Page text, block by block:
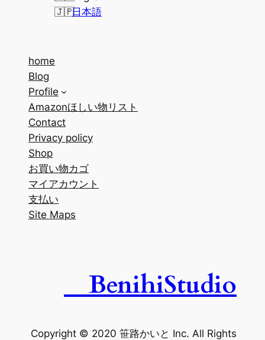
日本語
home
Blog
Profile
Amazonほしい物リスト
Contact
Privacy policy
Shop
お買い物カゴ
マイアカウント
支払い
Site Maps
BenihiStudio
Copyright © 2020 笹路かいと Inc. All Rights